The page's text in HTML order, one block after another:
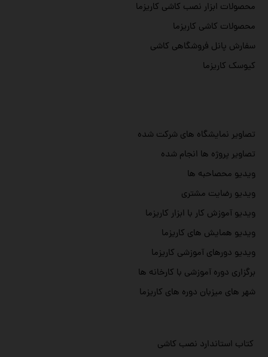
تصاویر نمایشگاه های شرکت شده
تصاویر پروژه ها انجام شده
ویدیو محصاحبه ها
ویدیو رضایت مشتری
ویدیو آموزش کار با ابزار کاریزما
ویدیو همایش های کاریزما
ویدیو دورهای آموزشی کاریزما
برگزاری دوره آموزشی با کارخانه ها
شهر های میزبان دوره های کاریزما
محصولات ابزار نصب کاشی کاریزما
محصولات کاشی کاریزما
سفارش پانل فروشگاهی کاشی
کیوسک کاریزما
کتاب استاندارد نصب کاشی